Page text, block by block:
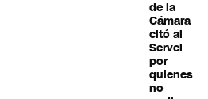
de la
Cámara
citó al
Servel
por
quienes
no